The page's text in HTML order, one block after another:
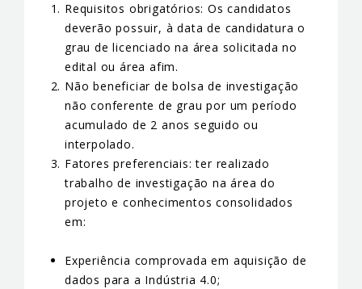
Requisitos obrigatórios: Os candidatos
deverão possuir, à data de candidatura o
grau de licenciado na área solicitada no
edital ou área afim.
Não beneficiar de bolsa de investigação
não conferente de grau por um período
acumulado de 2 anos seguido ou
interpolado.
Fatores preferenciais: ter realizado
trabalho de investigação na área do
projeto e conhecimentos consolidados
em:
Experiência comprovada em aquisição de
dados para a Indústria 4.0;